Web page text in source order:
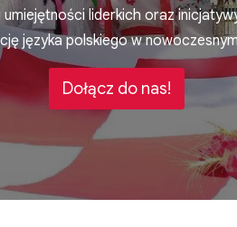
liderkich oraz
języka polskiego w
Dołącz do nas!